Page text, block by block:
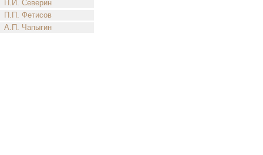
П.И. Северин
П.П. Фетисов
А.П. Чапыгин